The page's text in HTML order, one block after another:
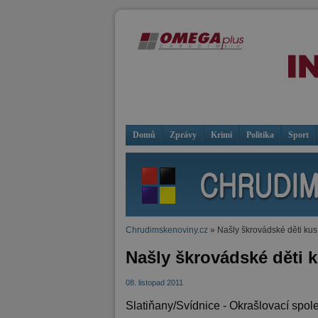
Domů Zprávy Krimi Politika Sport
Chrudimskenoviny.cz » Našly škrovádské děti
Našly škrovádské děti
08. listopad 2011
Slatiňany/Svídnice - Okrašlovací